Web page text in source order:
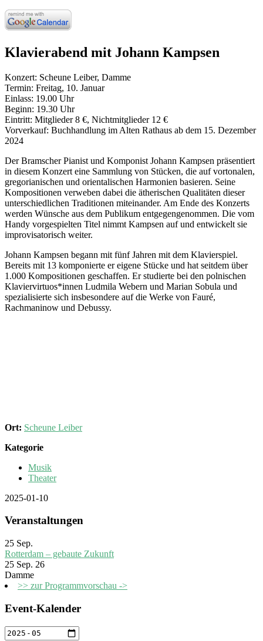
Klavierabend mit Johann Kampsen
Konzert: Scheune Leiber, Damme
Termin: Freitag, 10. Januar
Einlass: 19.00 Uhr
Beginn: 19.30 Uhr
Eintritt: Mitglieder 8 €, Nichtmitglieder 12 €
Vorverkauf: Buchhandlung im Alten Rathaus ab dem 15. Dezember
2024
Der Bramscher Pianist und Komponist Johann Kampsen präsentiert
in diesem Konzert eine Sammlung von Stücken, die auf vortonalen,
gregorianischen und orientalischen Harmonien basieren. Seine
Kompositionen verweben dabei die ätherischen Qualitäten dieser
unterschiedlichen Traditionen miteinander. Am Ende des Konzerts
werden Wünsche aus dem Publikum entgegengenommen. Die vom
Handy vorgespielten Titel nimmt Kampsen auf und entwickelt sie
improvisatorisch weiter.
Johann Kampsen begann mit fünf Jahren mit dem Klavierspiel.
Bereits mit 13 komponierte er eigene Stücke und hat seitdem über
1.000 Kompositionen geschaffen. Er studierte bei den polnischen
Klaviervirtuos*innen Ludmila Webern und Marian Sobula und
spezialisierte sich insbesondere auf die Werke von Fauré,
Rachmaninow und Debussy.
Ort: Scheune Leiber
Kategorie
Musik
Theater
2025-01-10
Veranstaltungen
25 Sep.
Rotterdam – gebaute Zukunft
25 Sep. 26
Damme
>> zur Programmvorschau ->
Event-Kalender